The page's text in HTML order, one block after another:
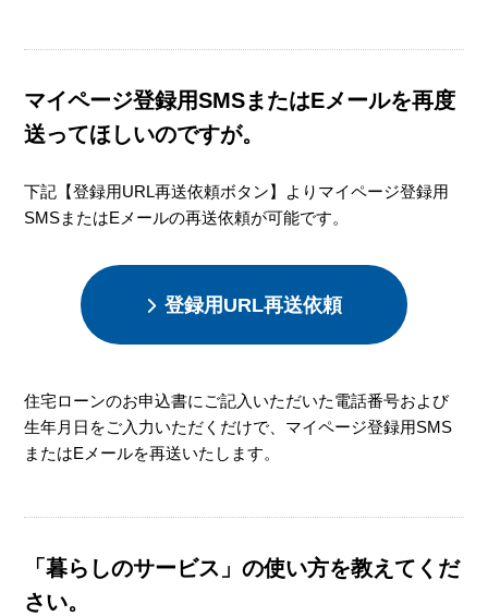
マイページ登録用SMSまたはEメールを再度
送ってほしいのですが。
下記【登録用URL再送依頼ボタン】よりマイページ登録用
SMSまたはEメールの再送依頼が可能です。
登録用URL再送依頼
住宅ローンのお申込書にご記入いただいた電話番号および
生年月日をご入力いただくだけで、マイページ登録用SMS
またはEメールを再送いたします。
「暮らしのサービス」の使い方を教えてくだ
さい。